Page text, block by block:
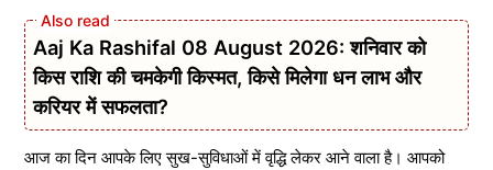
Aaj Ka Rashifal 08 August 2026: शनिवार को
किस राशि की चमकेगी किस्मत, किसे मिलेगा धन लाभ और
करियर में सफलता?
आज का दिन आपके लिए सुख-सुविधाओं में वृद्धि लेकर आने वाला है। आपको